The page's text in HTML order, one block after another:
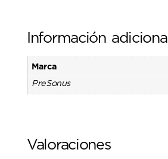
Información adicional
Marca
PreSonus
Valoraciones